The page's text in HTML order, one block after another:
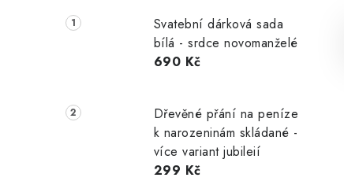
Svatební dárková sada
bílá - srdce novomanželé
690 Kč
Dřevěné přání na peníze
k narozeninám skládané -
více variant jubileií
299 Kč